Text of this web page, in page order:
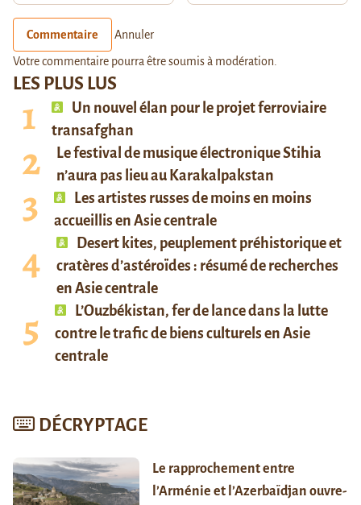
LES PLUS LUS
Un nouvel élan pour le projet ferroviaire
transafghan
Le festival de musique électronique Stihia
n’aura pas lieu au Karakalpakstan
Les artistes russes de moins en moins
accueillis en Asie centrale
Desert kites, peuplement préhistorique et
cratères d’astéroïdes : résumé de recherches
en Asie centrale
L’Ouzbékistan, fer de lance dans la lutte
contre le trafic de biens culturels en Asie
centrale
DÉCRYPTAGE
Le rapprochement entre
l’Arménie et l’Azerbaïdjan ouvre-
Commentaire Annuler
Votre commentaire pourra être soumis à modération.